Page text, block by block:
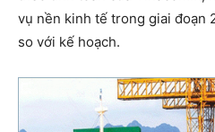
vụ nền kinh tế trong giai đoạn
so với kế hoạch.